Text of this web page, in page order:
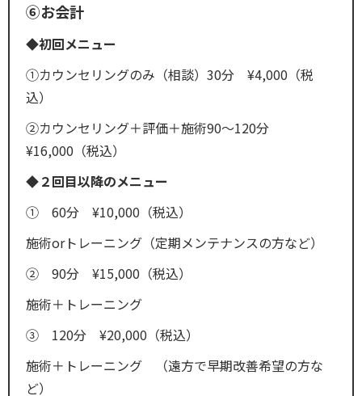
⑥お会計
◆初回メニュー
①カウンセリングのみ（相談）30分 ¥4,000（税
込）
②カウンセリング＋評価＋施術90〜120分
¥16,000（税込）
◆２回目以降のメニュー
① 60分 ¥10,000（税込）
施術orトレーニング（定期メンテナンスの方など）
② 90分 ¥15,000（税込）
施術＋トレーニング
③ 120分 ¥20,000（税込）
施術＋トレーニング （遠方で早期改善希望の方な
ど）